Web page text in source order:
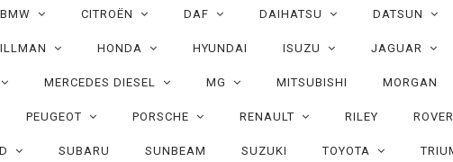
BMW CITROËN DAF DAIHATSU DATSUN
HONDA HYUNDAI ISUZU JAGUAR
MERCEDES DIESEL MG MITSUBISHI MORGAN
PEUGEOT PORSCHE RENAULT RILEY ROVER
SUBARU SUNBEAM SUZUKI TOYOTA